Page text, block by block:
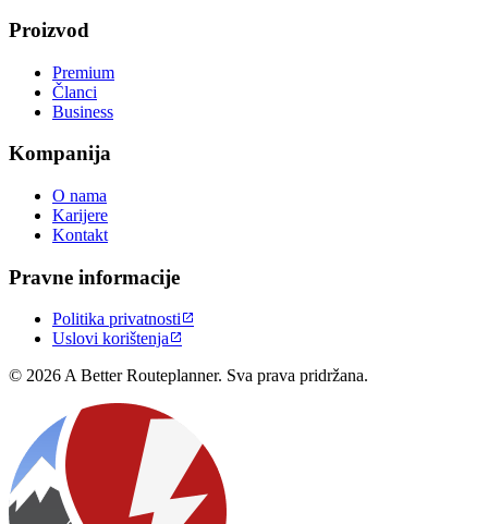
Proizvod
Premium
Članci
Business
Kompanija
O nama
Karijere
Kontakt
Pravne informacije
Politika privatnosti
Uslovi korištenja
© 2026 A Better Routeplanner. Sva prava pridržana.